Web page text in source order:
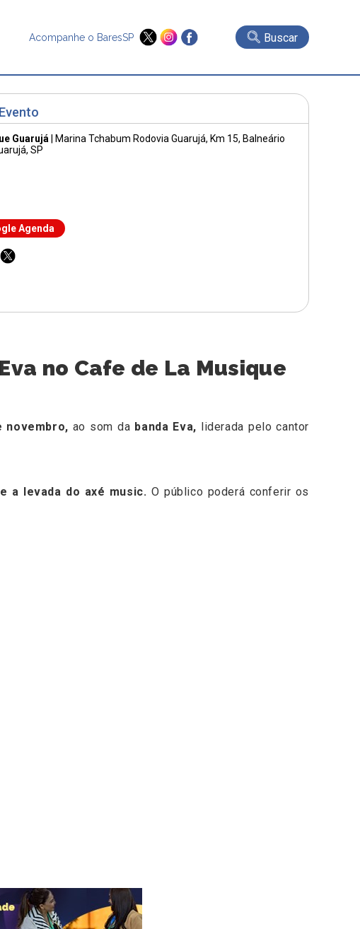
Acompanhe o BaresSP Buscar
Guarujá Marina Tchabum Rodovia Guarujá, Km 15, Balneário
SP
Agenda
no Cafe de La Musique
novembro, ao som da banda Eva,
liderada pelo cantor
a levada do axé music. O público poderá conferir os